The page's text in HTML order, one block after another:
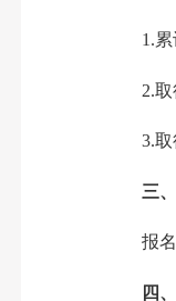
1.
2.
3.
三
报
四